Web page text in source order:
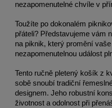
nezapomenutelné chvíle v
Toužíte po dokonalém
přáteli? Představujeme vám
na piknik, který promění
nezapomenutelnou událost
Tento ručně pletený košík z
sobě snoubí tradiční
designem. Jeho robustní
životnost a odolnost při